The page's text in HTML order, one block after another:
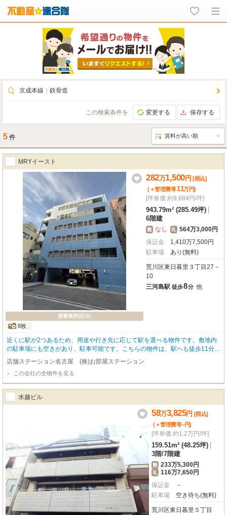
京成本線 鉄骨造
この検索条件を 変更する 保存する
5 件
MRYイースト
貸事務所(区分)
8枚
282万1,500円 [税込]
(＋管理費等11万円)
[坪単価 約9,884円/坪]
943.79m² (285.49坪)
6階建
敷 なし 礼 564万3,000円
保証金
1,410万7,500円
駐車場
あり(無料)
荒川区東日暮里３丁目27－
10
三河島駅 徒歩8分 他
近くに駅が2つあるため、用途や行き先に応じて駅を選べる物件です。敷地内
の駐車場にも空きがあり、駐車可能です。こちらの物件は、駅へも徒歩11分と
歩いてアクセスできます。
店舗ステーション名古屋 (株)お部屋ステーション
この会社の全物件を見る
水越ビル
58万3,825円 [税込]
(＋管理費等-円)
[坪単価 約1.2万円/坪]
159.51m² (48.25坪)
3階/7階建
敷 233万5,300円
礼 116万7,650円
保証金
－
駐車場
空き待ち(無料)
荒川区東日暮里５丁目